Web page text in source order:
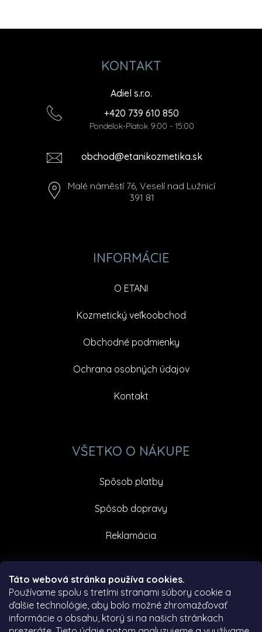
Táto webová stránka používa cookies.
Používame spolu s tretími stranami súbory cookie a
ďalšie technológie, aby bolo možné zhromažďovať
informácie o obsahu, ktorý si na našich stránkach
KONTAKT
Adiel s.r.o.
+420 739 610 850
Pondelok-Piatok 9:00 - 15:00
obchod@etanikozmetika.sk
Malé náměstí 76, Veselí nad Lužnicí
391 81
INFORMÁCIE
O ETANI
Kozmetický veľkoobchod
Obchodné podmienky
Ochrana osobných údajov
Kontakt
VŠETKO O NÁKUPE
Spôsob platby
Spôsob dopravy
Reklamácia